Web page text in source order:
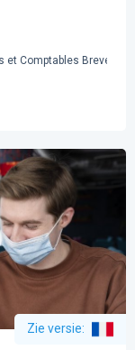
et Comptables Brevetés
Zie versie: